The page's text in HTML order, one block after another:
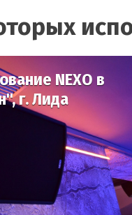
NEXO в
г. Лида